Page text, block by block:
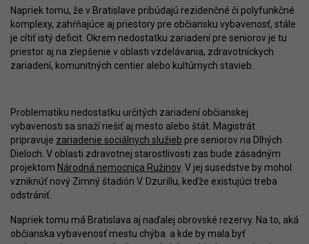
Napriek tomu, že v Bratislave pribúdajú rezidenčné či polyfunkčné
komplexy, zahŕňajúce aj priestory pre občiansku vybavenosť, stále
je cítiť istý deficit. Okrem nedostatku zariadení pre seniorov je tu
priestor aj na zlepšenie v oblasti vzdelávania, zdravotníckych
zariadení, komunitných centier alebo kultúrnych stavieb.
Problematiku nedostatku určitých zariadení občianskej
vybavenosti sa snaží riešiť aj mesto alebo štát. Magistrát
pripravuje zariadenie sociálnych služieb pre seniorov na Dlhých
Dieloch. V oblasti zdravotnej starostlivosti zas bude zásadným
projektom Národná nemocnica Ružinov. V jej susedstve by mohol
vzniknúť nový Zimný štadión V. Dzurillu, keďže existujúci treba
odstrániť.
Napriek tomu má Bratislava aj naďalej obrovské rezervy. Na to, aká
občianska vybavenosť mestu chýba a kde by mala byť